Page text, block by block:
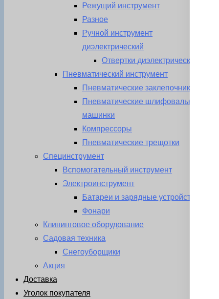
Режущий инструмент
Разное
Ручной инструмент
диэлектрический
Отвертки диэлектрические
Пневматический инструмент
Пневматические заклепочники
Пневматические шлифовальные
машинки
Компрессоры
Пневматические трещотки
Специнструмент
Вспомогательный инструмент
Электроинструмент
Батареи и зарядные устройства
Фонари
Клининговое оборудование
Садовая техника
Снегоуборщики
Акция
Доставка
Уголок покупателя